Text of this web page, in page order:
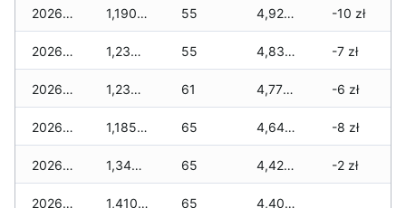
2026-04-10 1,190 zł 55 4,920 zł -10 zł
2026-04-09 1,230 zł 55 4,835 zł -7 zł
2026-04-08 1,230 zł 61 4,775 zł -6 zł
2026-04-07 1,185 zł 65 4,640 zł -8 zł
2026-04-06 1,340 zł 65 4,420 zł -2 zł
2026-04-05 1,410 zł 65 4,400 zł